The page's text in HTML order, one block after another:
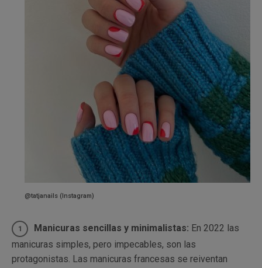
@tatjanails (Instagram)
Manicuras sencillas y minimalistas: En 2022 las
manicuras simples, pero impecables, son las
protagonistas. Las manicuras francesas se reiventan